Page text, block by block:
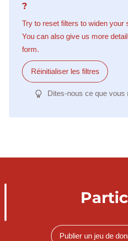
?
Try to reset filters to widen your
You can also give us more
form.
Réinitialiser les filtres
Dites-nous ce que vous
Publier un jeu de